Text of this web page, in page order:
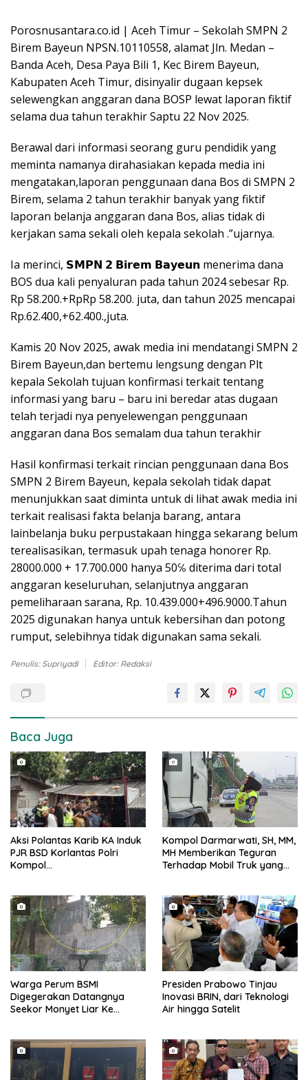
Porosnusantara.co.id | Aceh Timur – Sekolah SMPN 2
Birem Bayeun NPSN.10110558, alamat Jln. Medan –
Banda Aceh, Desa Paya Bili 1, Kec Birem Bayeun,
Kabupaten Aceh Timur, disinyalir dugaan kepsek
selewengkan anggaran dana BOSP lewat laporan fiktif
selama dua tahun terakhir Saptu 22 Nov 2025.
Berawal dari informasi seorang guru pendidik yang
meminta namanya dirahasiakan kepada media ini
mengatakan,laporan penggunaan dana Bos di SMPN 2
Birem, selama 2 tahun terakhir banyak yang fiktif
laporan belanja anggaran dana Bos, alias tidak di
kerjakan sama sekali oleh kepala sekolah .”ujarnya.
Ia merinci, 𝗦𝗠𝗣𝗡 𝟮 𝗕𝗶𝗿𝗲𝗺 𝗕𝗮𝘆𝗲𝘂𝗻 menerima dana
BOS dua kali penyaluran pada tahun 2024 sebesar Rp.
Rp 58.200.+RpRp 58.200. juta, dan tahun 2025 mencapai
Rp.62.400,+62.400.,juta.
Kamis 20 Nov 2025, awak media ini mendatangi SMPN 2
Birem Bayeun,dan bertemu lengsung dengan Plt
kepala Sekolah tujuan konfirmasi terkait tentang
informasi yang baru – baru ini beredar atas dugaan
telah terjadi nya penyelewengan penggunaan
anggaran dana Bos semalam dua tahun terakhir
Hasil konfirmasi terkait rincian penggunaan dana Bos
SMPN 2 Birem Bayeun, kepala sekolah tidak dapat
menunjukkan saat diminta untuk di lihat awak media ini
terkait realisasi fakta belanja barang, antara
lainbelanja buku perpustakaan hingga sekarang belum
terealisasikan, termasuk upah tenaga honorer Rp.
28000.000 + 17.700.000 hanya 50℅ diterima dari total
anggaran keseluruhan, selanjutnya anggaran
pemeliharaan sarana, Rp. 10.439.000+496.9000.Tahun
2025 digunakan hanya untuk kebersihan dan potong
rumput, selebihnya tidak digunakan sama sekali.
Penulis: Supriyadi Editor: Redaksi
Baca Juga
Aksi Polantas Karib KA Induk
PJR BSD Korlantas Polri
Kompol
Membagikan Bendera Merah
Putih Berserta Tiangnya
Kompol Darmarwati, SH, MM,
MH Memberikan Teguran
Terhadap Mobil Truk yang
Warga Perum BSMI
Digegerakan Datangnya
Seekor Monyet Liar Ke
Presiden Prabowo Tinjau
Inovasi BRIN, dari Teknologi
Air hingga Satelit